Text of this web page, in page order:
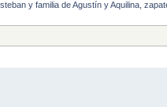
y familia de Agustín y Aquilina,